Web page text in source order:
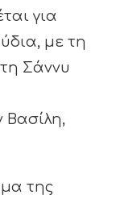
για
με τη
Σάννυ
Βασίλη,
της